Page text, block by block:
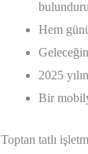
Hem
2025
Bir
Toptan tatlı